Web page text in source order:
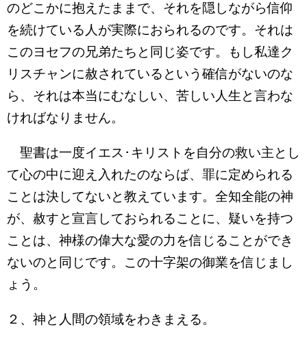
のどこかに抱えたままで、それを隠しながら信仰
を続けている人が実際におられるのです。それは
このヨセフの兄弟たちと同じ姿です。もし私達ク
リスチャンに赦されているという確信がないのな
ら、それは本当にむなしい、苦しい人生と言わな
ければなりません。
聖書は一度イエス･キリストを自分の救い主とし
て心の中に迎え入れたのならば、罪に定められる
ことは決してないと教えています。全知全能の神
が、赦すと宣言しておられることに、疑いを持つ
ことは、神様の偉大な愛の力を信じることができ
ないのと同じです。この十字架の御業を信じまし
ょう。
２、神と人間の領域をわきまえる。